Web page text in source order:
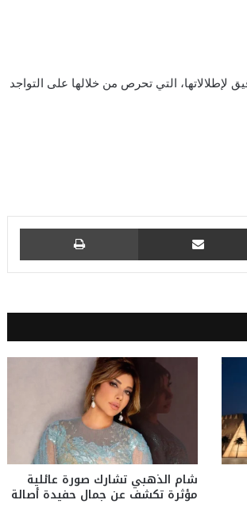
لإطلالاتها، التي تحرص من خلالها على التواجد
مشاركة عبر البريد طباعة
شام الذهبي تشارك صورة عائلية
مؤثرة تكشف عن جمال حفيدة أصالة